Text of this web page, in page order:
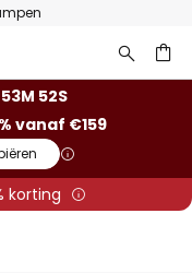
51S
vanaf €159
korting